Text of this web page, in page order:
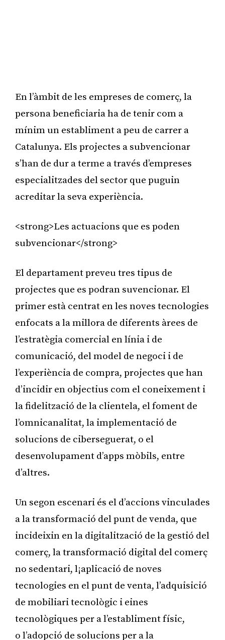
En l’àmbit de les empreses de comerç, la
persona beneficiaria ha de tenir com a
mínim un establiment a peu de carrer a
Catalunya. Els projectes a subvencionar
s’han de dur a terme a través d’empreses
especialitzades del sector que puguin
acreditar la seva experiència.
<strong>Les actuacions que es poden
subvencionar</strong>
El departament preveu tres tipus de
projectes que es podran suvencionar. El
primer està centrat en les noves tecnologies
enfocats a la millora de diferents àrees de
l’estratègia comercial en línia i de
comunicació, del model de negoci i de
l’experiència de compra, projectes que han
d’incidir en objectius com el coneixement i
la fidelització de la clientela, el foment de
l’omnicanalitat, la implementació de
solucions de ciberseguerat, o el
desenvolupament d’apps mòbils, entre
d’altres.
Un segon escenari és el d’accions vinculades
a la transformació del punt de venda, que
incideixin en la digitalització de la gestió del
comerç, la transformació digital del comerç
no sedentari, l¡aplicació de noves
tecnologies en el punt de venta, l’adquisició
de mobiliari tecnològic i eines
tecnològiques per a l’establiment físic,
o l’adopció de solucions per a la